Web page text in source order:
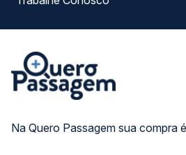
Na Quero Passagem sua compra